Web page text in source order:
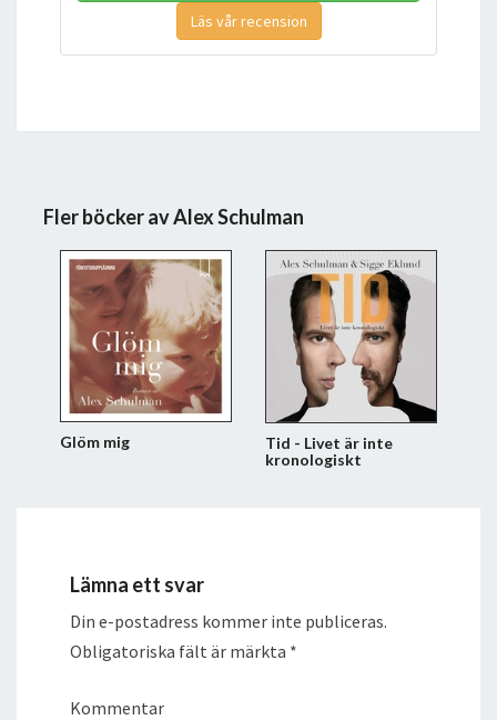
Läs vår recension
Fler böcker av Alex Schulman
Glöm mig
Tid - Livet är inte
kronologiskt
Lämna ett svar
Din e-postadress kommer inte publiceras.
Obligatoriska fält är märkta *
Kommentar